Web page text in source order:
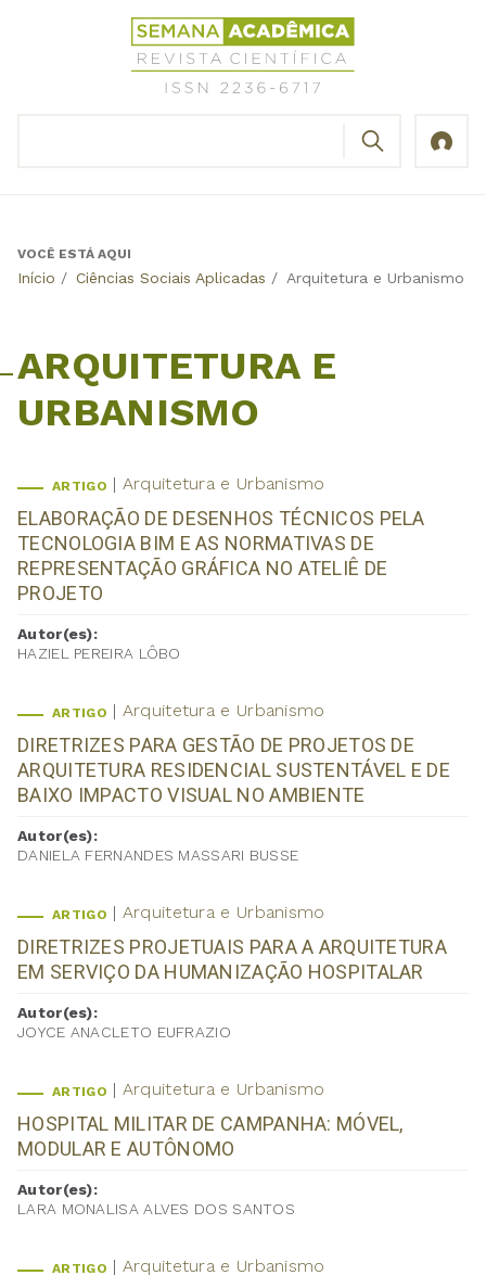
Revista
Científica
Semana
Back
VOCÊ ESTÁ AQUI
Início / Ciências Sociais Aplicadas / Arquitetura e Urbanismo
ARQUITETURA E
URBANISMO
ARTIGO Arquitetura e Urbanismo
ELABORAÇÃO DE DESENHOS TÉCNICOS PELA
TECNOLOGIA BIM E AS NORMATIVAS DE
REPRESENTAÇÃO GRÁFICA NO ATELIÊ DE
PROJETO
Autor(es):
HAZIEL PEREIRA LÔBO
ARTIGO Arquitetura e Urbanismo
DIRETRIZES PARA GESTÃO DE PROJETOS DE
ARQUITETURA RESIDENCIAL SUSTENTÁVEL E DE
BAIXO IMPACTO VISUAL NO AMBIENTE
Autor(es):
DANIELA FERNANDES MASSARI BUSSE
ARTIGO Arquitetura e Urbanismo
DIRETRIZES PROJETUAIS PARA A ARQUITETURA
EM SERVIÇO DA HUMANIZAÇÃO HOSPITALAR
Autor(es):
JOYCE ANACLETO EUFRAZIO
ARTIGO Arquitetura e Urbanismo
HOSPITAL MILITAR DE CAMPANHA: MÓVEL,
MODULAR E AUTÔNOMO
Autor(es):
LARA MONALISA ALVES DOS SANTOS
ARTIGO Arquitetura e Urbanismo